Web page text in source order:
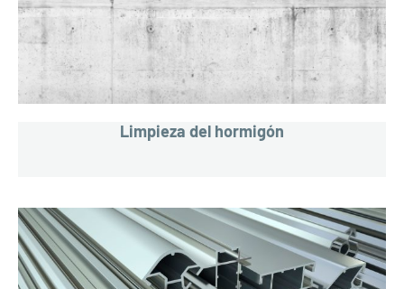
Limpieza del hormigón